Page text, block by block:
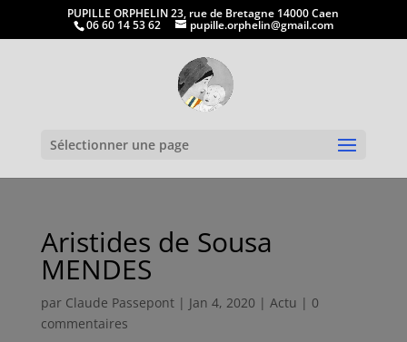
PUPILLE ORPHELIN 23, rue de Bretagne 14000 Caen
06 60 14 53 62 pupille.orphelin@gmail.com
Sélectionner une page
Aristides de Sousa
MENDES
par Claude Passepont| Jan 4, 2020 | Actu | 0
commentaires